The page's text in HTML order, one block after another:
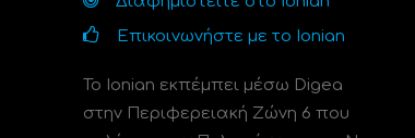
Επικοινωνήστε με το Ionian
Το Ionian εκπέμπει μέσω Digea
στην Περιφερειακή Ζώνη 6 που